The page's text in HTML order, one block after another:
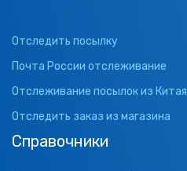
Отследить посылку
Почта России отслеживание
Отслеживание посылок из Китая
Отследить заказ из магазина
Справочники